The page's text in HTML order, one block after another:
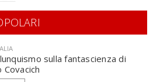
sulla fantascienza di
Covacich